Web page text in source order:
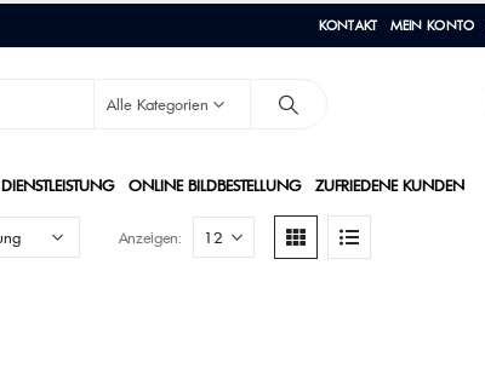
KONTAKT MEIN KONTO
Alle Kategorien
DIENSTLEISTUNG ONLINE BILDBESTELLUNG ZUFRIEDENE KUNDEN
Anzeigen: